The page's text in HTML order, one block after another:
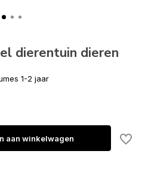
dierentuin dieren
1-2 jaar
aan winkelwagen